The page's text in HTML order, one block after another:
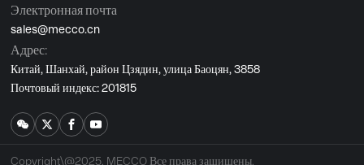
Электронная почта
sales@mecco.cn
Адрес:
Китай, Шанхай, район Цзядин, улица Баоцян, 3858
Почтовый индекс: 201815
Copyright\@2025. MECCO Все права защищены.